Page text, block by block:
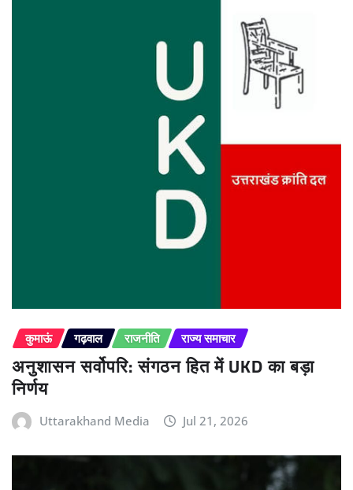
कुमाऊं गढ़वाल राजनीति राज्य समाचार
अनुशासन सर्वोपरि: संगठन हित में UKD का बड़ा
निर्णय
Uttarakhand Media Jul 21, 2026